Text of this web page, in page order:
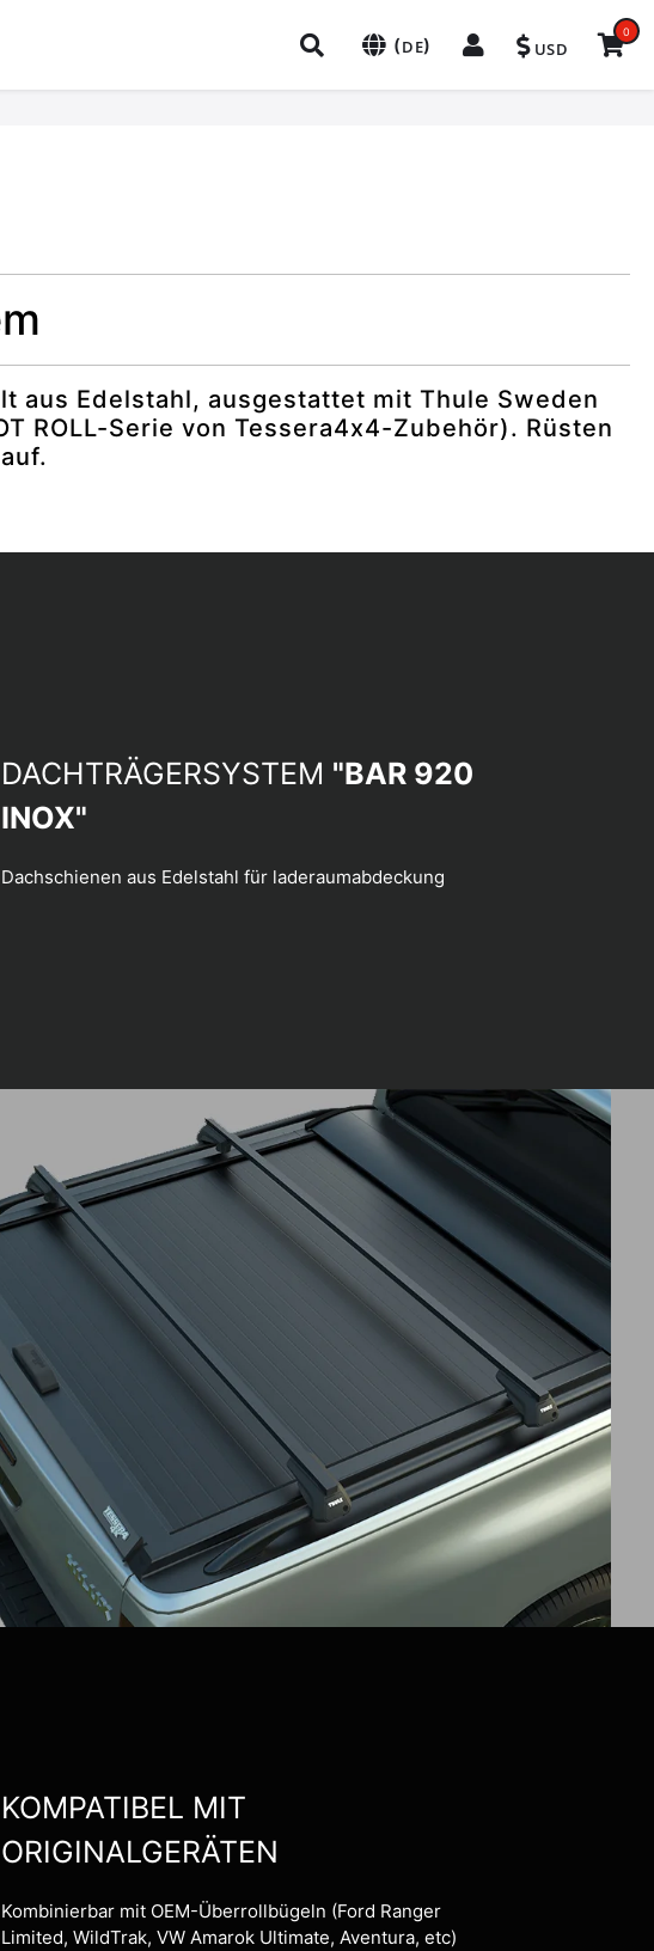
(DE) USD
0
aus Edelstahl, ausgestattet mit Thule Sweden
ROLL-Serie von Tessera4x4-Zubehör). Rüsten
DACHTRÄGERSYSTEM "BAR 920
INOX"
Dachschienen aus Edelstahl für laderaumabdeckung
KOMPATIBEL MIT
ORIGINALGERÄTEN
Kombinierbar mit OEM-Überrollbügeln (Ford Ranger
Limited, WildTrak, VW Amarok Ultimate, Aventura, etc)